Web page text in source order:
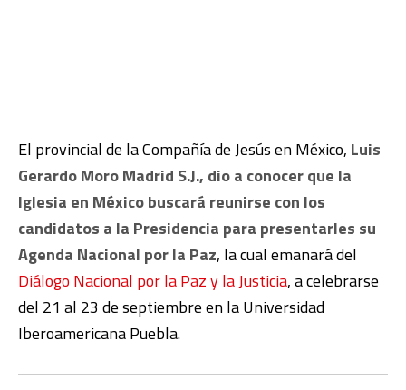
El provincial de la Compañía de Jesús en México, Luis
Gerardo Moro Madrid S.J., dio a conocer que la
Iglesia en México buscará reunirse con los
candidatos a la Presidencia para presentarles su
Agenda Nacional por la Paz, la cual emanará del
Diálogo Nacional por la Paz y la Justicia, a celebrarse
del 21 al 23 de septiembre en la Universidad
Iberoamericana Puebla.